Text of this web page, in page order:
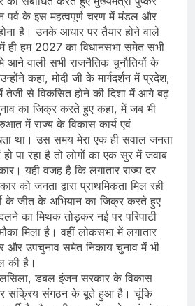
पर्व के इस महत्वपूर्ण चरण में मंडल और
है। उनके आधार पर तैयार होने वाले
हम 2027 का विधानसभा समेत सभी
आने वाली सभी राजनैतिक चुनौतियों के
कहा, मोदी जी के मार्गदर्शन में प्रदेश,
से विकसित होने की दिशा में आगे बढ़
का जिक्र करते हुए कहा, में जब भी
में राज्य के विकास कार्य एवं
था। उस समय मेरा एक ही सवाल जनता
पा रहा है तो लोगों का एक सुर में जवाब
यही वजह है कि लगातार राज्य दर
को जनता द्वारा प्राथमिकता मिल रही
के जीत के अभियान का जिक्र करते हुए
का मिथक तोड़कर नई पर परिपाटी
मिला है। वहीं लोकसभा में लगातार
और उपचुनाव समेत निकाय चुनाव में भी
की है।
डबल इंजन सरकार के विकास
सक्रिय संगठन के बूते हुआ है। चूंकि